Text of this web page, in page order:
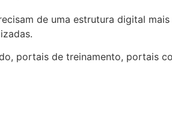
de uma estrutura digital
portais de treinamento, portais